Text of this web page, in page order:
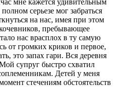
серьезе мог забраться
на нас, имея при этом
пребывающее
нас врасплох в ту самую
от громких криков и первое,
это запах гари. Вся деревня
супруг быстро схватил
Детей у меня
стечениям обстоятельств